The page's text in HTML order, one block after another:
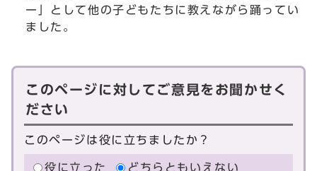
ー」として他の子どもたちに教えながら踊ってい
ました。
このページに対してご意見をお聞かせく
ださい
このページは役に立ちましたか？
役に立った どちらともいえない